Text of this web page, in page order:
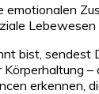
emotionalen
bist, sendest
erkennen,